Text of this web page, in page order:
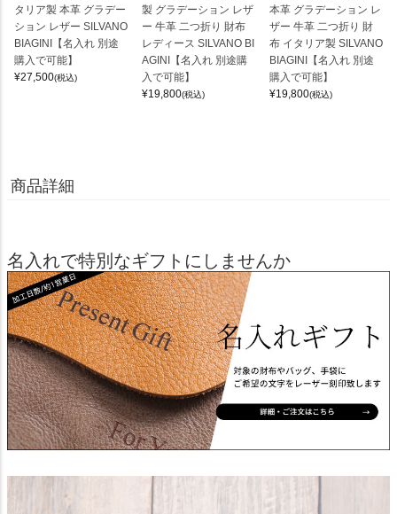
タリア製 本革 グラデー
ション レザー SILVANO
BIAGINI【名入れ 別途
購入で可能】
¥27,500(税込)
製 グラデーション レザ
ー 牛革 二つ折り 財布
レディース SILVANO BI
AGINI【名入れ 別途購
入で可能】
¥19,800(税込)
本革 グラデーション レ
ザー 牛革 二つ折り 財
布 イタリア製 SILVANO
BIAGINI【名入れ 別途
購入で可能】
¥19,800(税込)
商品詳細
名入れで特別なギフトにしませんか